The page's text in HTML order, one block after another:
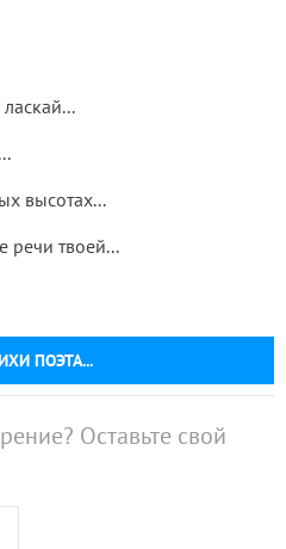
ПОЭТА...
высотах...
речи твоей...
Оставьте свой